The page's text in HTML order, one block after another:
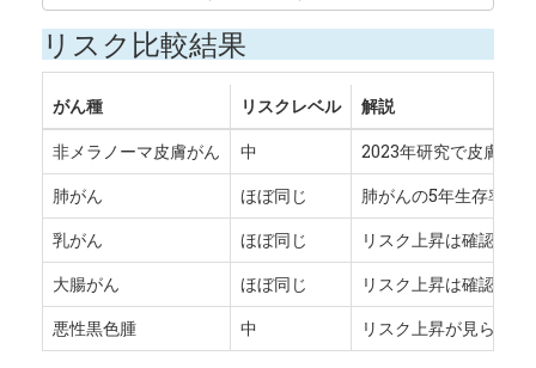
リスク比較結果
がん種 リスクレベル
解説
非メラノーマ皮膚がん
中
2023年研究で皮膚が
肺がん
ほぼ同じ
肺がんの5年生存率は
乳がん
ほぼ同じ
リスク上昇は確認され
大腸がん
ほぼ同じ
リスク上昇は確認され
悪性黒色腫
中 リスク上昇が見られる